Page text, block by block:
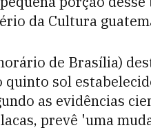
da Cultura
de Brasília)
sol
as evidências
prevê 'uma